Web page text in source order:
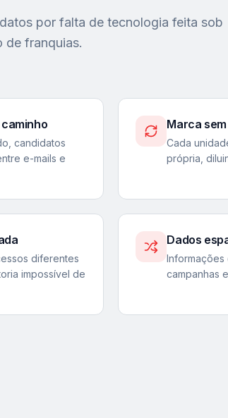
por falta de tecnologia feita sob
de franquias.
candidatos
e-mails e
Marca
Cada
própria,
diferentes
impossível de
Dados
campanhas